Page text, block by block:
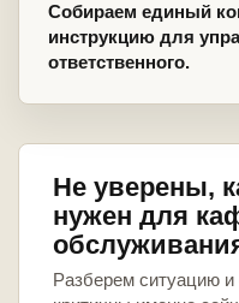
Собираем единый
инструкцию для
ответственного.
Не уверены,
нужен для
Разберем ситуацию